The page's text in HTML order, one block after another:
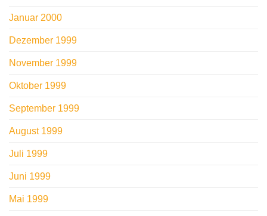
Januar 2000
Dezember 1999
November 1999
Oktober 1999
September 1999
August 1999
Juli 1999
Juni 1999
Mai 1999